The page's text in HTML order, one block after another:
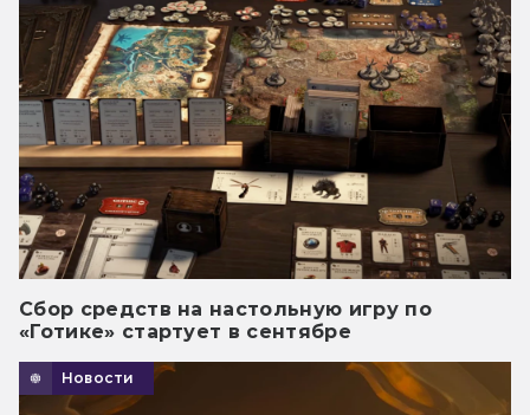
Сбор средств на настольную игру по
«Готике» стартует в сентябре
Новости